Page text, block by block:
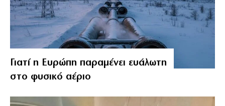
Γιατί η Ευρώπη παραμένει ευάλωτη
στο φυσικό αέριο